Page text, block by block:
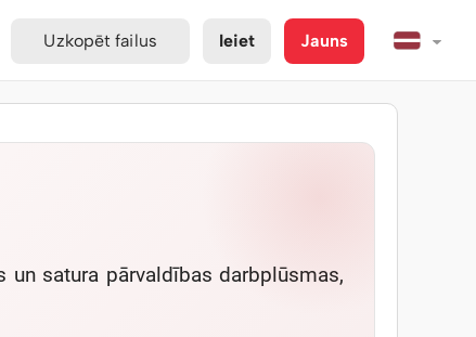
Uzkopēt failus Ieiet Jauns
satura pārvaldības darbplūsmas,